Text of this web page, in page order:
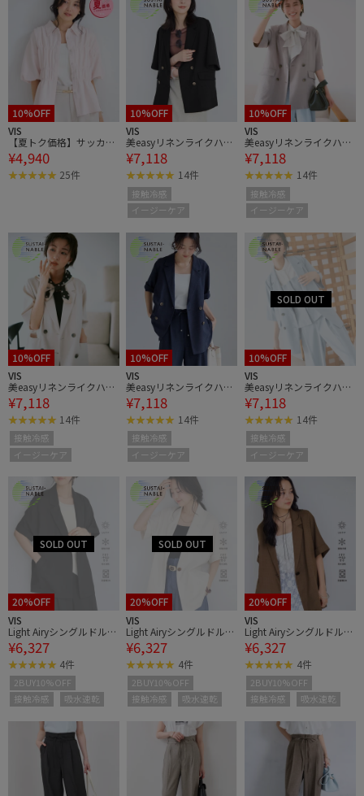
10%OFF
VIS
【夏トク価格】サッカー
シャーリングバルーンシ
ャツ
¥4,940
25件
10%OFF
VIS
美easyリネンライクハー
フスリーブダブルジャケ
ット/接触冷感・セット
アップ対応
¥7,118
14件
接触冷感
イージーケア
10%OFF
VIS
美easyリネンライクハー
フスリーブダブルジャケ
ット/接触冷感・セット
アップ対応
¥7,118
14件
接触冷感
イージーケア
10%OFF
VIS
美easyリネンライクハー
フスリーブダブルジャケ
ット/接触冷感・セット
アップ対応
¥7,118
14件
接触冷感
イージーケア
10%OFF
VIS
美easyリネンライクハー
フスリーブダブルジャケ
ット/接触冷感・セット
アップ対応
¥7,118
14件
接触冷感
イージーケア
10%OFF
VIS
美easyリネンライクハー
フスリーブダブルジャケ
ット/接触冷感・セット
アップ対応
¥7,118
14件
接触冷感
イージーケア
20%OFF
VIS
Light Airyシングルドルマ
ンサマージャケット/UV
ケア・接触冷感・吸水速
乾
¥6,327
4件
2BUY10%OFF
接触冷感
吸水速乾
20%OFF
VIS
Light Airyシングルドルマ
ンサマージャケット/UV
ケア・接触冷感・吸水速
乾
¥6,327
4件
2BUY10%OFF
接触冷感
吸水速乾
20%OFF
VIS
Light Airyシングルドルマ
ンサマージャケット/UV
ケア・接触冷感・吸水速
乾
¥6,327
4件
2BUY10%OFF
接触冷感
吸水速乾